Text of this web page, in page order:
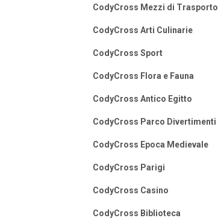
CodyCross Mezzi di Trasporto
CodyCross Arti Culinarie
CodyCross Sport
CodyCross Flora e Fauna
CodyCross Antico Egitto
CodyCross Parco Divertimenti
CodyCross Epoca Medievale
CodyCross Parigi
CodyCross Casino
CodyCross Biblioteca